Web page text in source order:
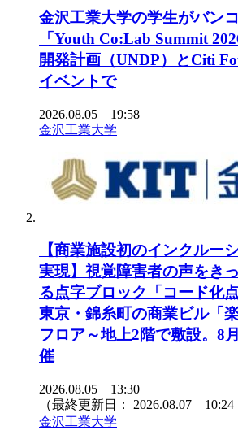
金沢工業大学の学生がバン
「Youth Co:Lab Summit
開発計画（UNDP）とCiti
イベントで
2026.08.05 19:58
金沢工業大学
【商業施設初のインクルー
実現】視覚障害者の声をき
る点字ブロック「コード化
東京・錦糸町の商業ビル「
フロア～地上2階で敷設。8
催
2026.08.05 13:30
（最終更新日： 2026.08.07 10:24
金沢工業大学